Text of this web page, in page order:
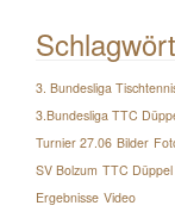
3. Bundesliga
3.Bundesliga TTC
Turnier 27.06 Bilder
SV Bolzum TTC Düppel
Ergebnisse Video